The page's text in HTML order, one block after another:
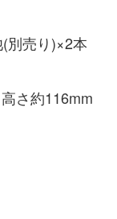
売り)×2本
さ約116mm